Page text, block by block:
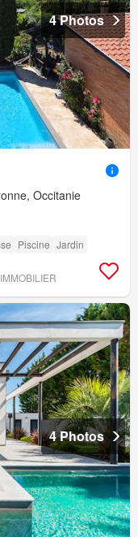
4 Photos
Occitanie
Piscine Jardin
4 Photos